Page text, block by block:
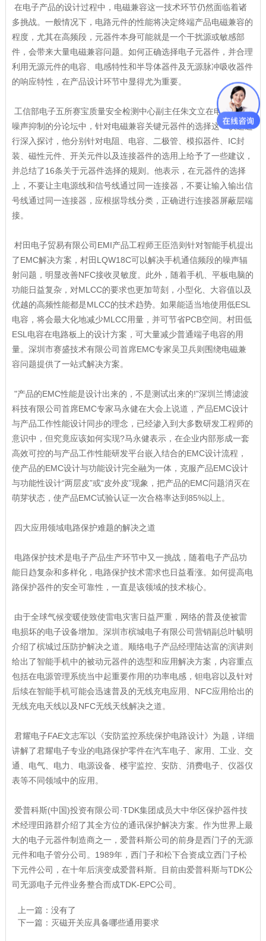
在电子产品的设计过程中，电磁兼容这一技术环节仍然面临着诸
多挑战。一般情况下，电路元件的性能将决定终端产品电磁兼容的
程度，尤其在高频段，元器件本身可能就是一个干扰源或敏感部
件，会带来大量电磁兼容问题。如何正确选择电子元器件，并合理
利用无源元件的电容、电感特性和半导体器件及无源脉冲吸收器件
的响应特性，在产品设计环节中显得尤为重要。
工信部电子五所赛宝质量安全检测中心副主任朱文立在电磁兼容/
噪声抑制的分论坛中，针对电磁兼容关键元器件的选择这一议题进
行深入探讨，他分别针对电阻、电容、二极管、模拟器件、IC封
装、磁性元件、开关元件以及连接器件的选用上给予了一些建议，
并总结了16条关于元器件选择的规则。他表示，在元器件的选择
上，不要让主电源线和信号线通过同一连接器，不要让输入输出信
号线通过同一连接器，应根据导线分类，正确进行连接器屏蔽层端
接。
村田电子贸易有限公司EMI产品工程师王臣浩则针对智能手机提出
了EMC解决方案，村田LQW18C可以解决手机通信频段的噪声辐
射问题，明显改善NFC接收灵敏度。此外，随着手机、平板电脑的
功能日益复杂，对MLCC的要求也更加苛刻，小型化、大容值以及
优越的高频性能都是MLCC的技术趋势。如果能适当地使用低ESL
电容，将会最大化地减少MLCC用量，并可节省PCB空间。村田低
ESL电容在电路板上的设计方案，可大量减少普通端子电容的用
量。深圳市赛盛技术有限公司首席EMC专家吴卫兵则围绕电磁兼
容问题提供了一站式解决方案。
"产品的EMC性能是设计出来的，不是测试出来的!”深圳兰博滤波
科技有限公司首席EMC专家马永健在大会上说道，产品EMC设计
与产品工作性能设计同步的理念，已经渗入到大多数研发工程师的
意识中，但究竟应该如何实现?马永健表示，在企业内部形成一套
高效可控的与产品工作性能研发平台嵌入结合的EMC设计流程，
使产品的EMC设计与功能设计完全融为一体，克服产品EMC设计
与功能性设计“两层皮”或“皮外皮”现象，把产品的EMC问题消灭在
萌芽状态，使产品EMC试验认证一次合格率达到85%以上。
四大应用领域电路保护难题的解决之道
电路保护技术是电子产品生产环节中又一挑战，随着电子产品功
能日趋复杂和多样化，电路保护技术需求也日益看涨。如何提高电
路保护器件的安全可靠性，一直是该领域的技术核心。
由于全球气候变暖使致使雷电灾害日益严重，网络的普及使被雷
电损坏的电子设备增加。深圳市槟城电子有限公司营销副总叶毓明
介绍了槟城过压防护解决之道。顺络电子产品经理陆达富的演讲则
给出了智能手机中的被动元器件的选型和应用解决方案，内容重点
包括在电源管理系统当中起重要作用的功率电感，钽电容以及针对
后续在智能手机可能会迅速普及的无线充电应用、NFC应用给出的
无线充电天线以及NFC无线天线解决之道。
君耀电子FAE文志军以《安防监控系统保护电路设计》为题，详细
讲解了君耀电子专业的电路保护零件在汽车电子、家用、工业、交
通、电气、电力、电源设备、楼宇监控、安防、消费电子、仪器仪
表等不同领域中的应用。
爱普科斯(中国)投资有限公司·TDK集团成员大中华区保护器件技
术经理田路群介绍了其全方位的通讯保护解决方案。作为世界上最
大的电子元器件制造商之一，爱普科斯公司的前身是西门子的无源
元件和电子管分公司。1989年，西门子和松下合资成立西门子松
下元件公司，在十年后演变成爱普科斯。目前由爱普科斯与TDK公
司无源电子元件业务整合而成TDK-EPC公司。
上一篇：没有了
下一篇： 灭磁开关应具备哪些通用要求